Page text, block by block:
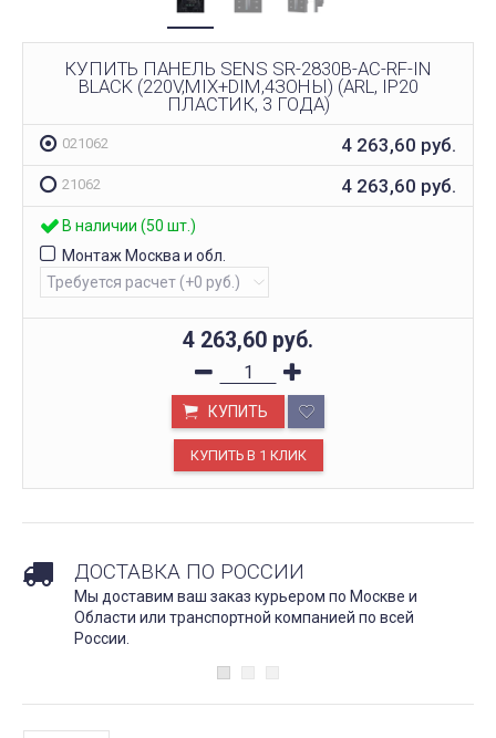
КУПИТЬ ПАНЕЛЬ SENS SR-2830B-AC-RF-IN
BLACK (220V,MIX+DIM,4ЗОНЫ) (ARL, IP20
ПЛАСТИК, 3 ГОДА)
021062 4 263,60 руб.
21062 4 263,60 руб.
В наличии (50 шт.)
Монтаж Москва и обл.
4 263,60 руб.
КУПИТЬ
ДОСТАВКА ПО РОССИИ
Мы доставим ваш заказ курьером по Москве и
Области или транспортной компанией по всей
России.